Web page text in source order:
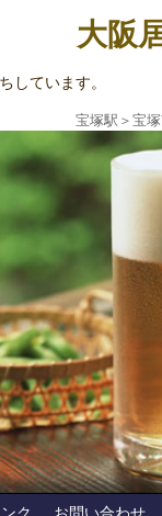
大阪
ています。
宝塚駅 ＞宝